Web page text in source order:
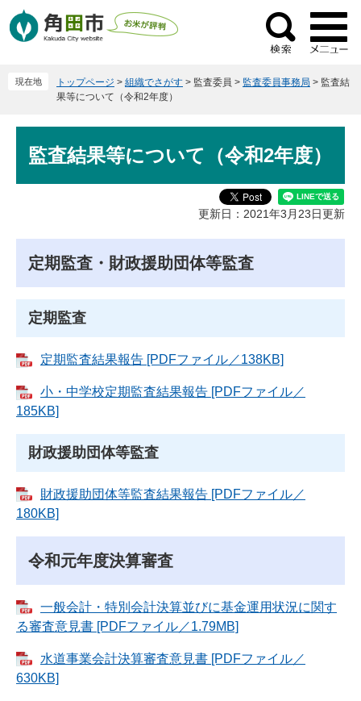
ー
ニ
検
索
現在地 トップページ > 組織でさがす > 監査委員 > 監査委員事務局 > 監査結
果等について（令和2年度）
監査結果等について（令和2年度）
更新日：2021年3月23日更新
定期監査・財政援助団体等監査
定期監査
定期監査結果報告 [PDFファイル／138KB]
小・中学校定期監査結果報告 [PDFファイル／
185KB]
財政援助団体等監査
財政援助団体等監査結果報告 [PDFファイル／
180KB]
令和元年度決算審査
一般会計・特別会計決算並びに基金運用状況に関す
る審査意見書 [PDFファイル／1.79MB]
水道事業会計決算審査意見書 [PDFファイル／
630KB]